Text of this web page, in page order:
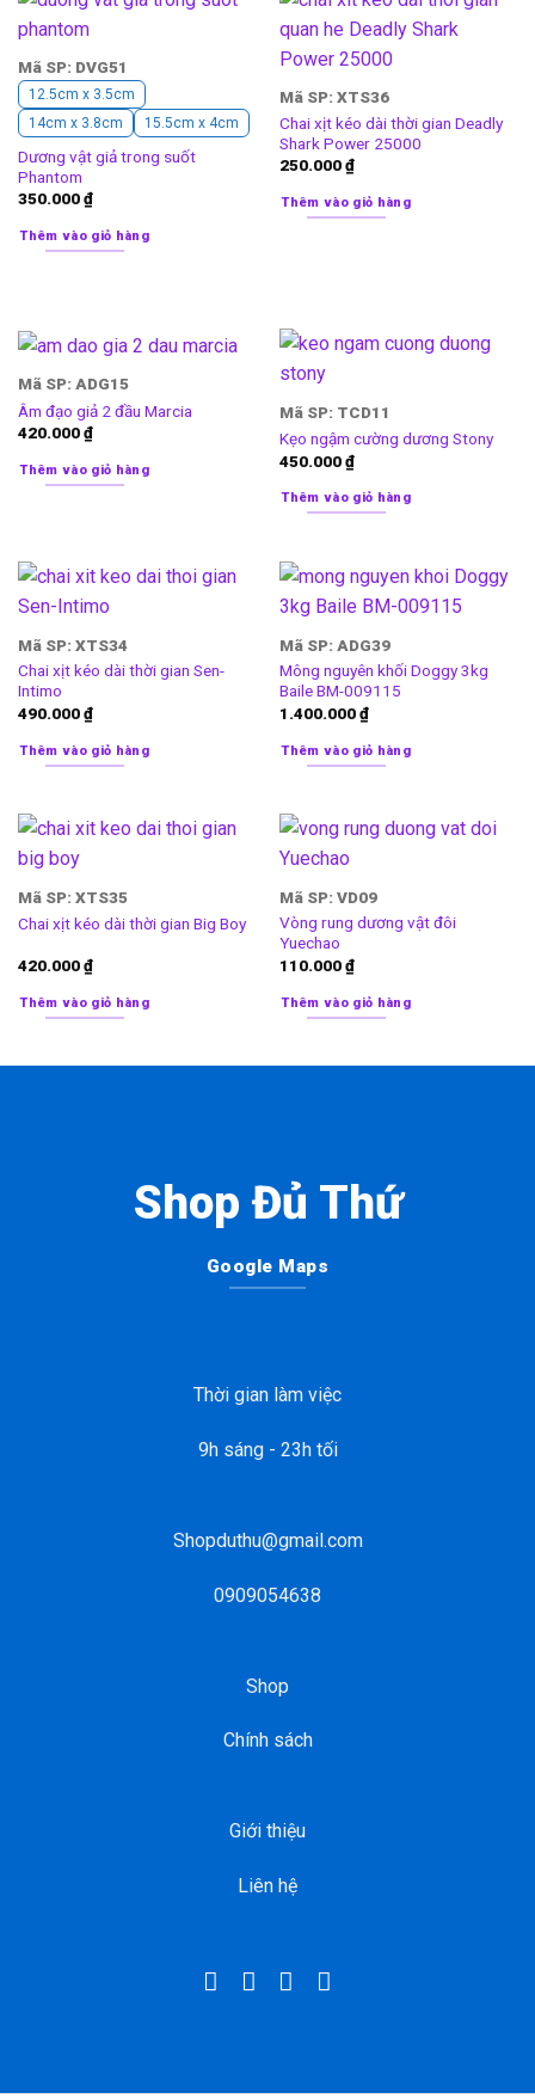
Mã SP: DVG51
12.5cm x 3.5cm
14cm x 3.8cm
15.5cm x 4cm
Dương vật giả trong suốt
Phantom
350.000₫
Thêm vào giỏ hàng
Mã SP: XTS36
Chai xịt kéo dài thời gian Deadly
Shark Power 25000
250.000₫
Thêm vào giỏ hàng
Mã SP: ADG15
Âm đạo giả 2 đầu Marcia
420.000₫
Thêm vào giỏ hàng
Mã SP: TCD11
Kẹo ngậm cường dương Stony
450.000₫
Thêm vào giỏ hàng
Mã SP: XTS34
Chai xịt kéo dài thời gian Sen-
Intimo
490.000₫
Thêm vào giỏ hàng
Mã SP: ADG39
Mông nguyên khối Doggy 3kg
Baile BM-009115
1.400.000₫
Thêm vào giỏ hàng
Mã SP: XTS35
Chai xịt kéo dài thời gian Big Boy
420.000₫
Thêm vào giỏ hàng
Mã SP: VD09
Vòng rung dương vật đôi
Yuechao
110.000₫
Thêm vào giỏ hàng
Shop Đủ Thứ
Google Maps
Thời gian làm việc
9h sáng - 23h tối
Shopduthu@gmail.com
0909054638
Shop
Chính sách
Giới thiệu
Liên hệ